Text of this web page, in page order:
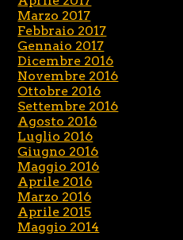
Marzo 2017
Febbraio 2017
Gennaio 2017
Dicembre 2016
Novembre 2016
Ottobre 2016
Settembre 2016
Agosto 2016
Luglio 2016
Giugno 2016
Maggio 2016
Aprile 2016
Marzo 2016
Aprile 2015
Maggio 2014